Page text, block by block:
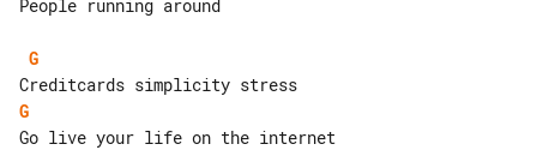
People running around
G
G